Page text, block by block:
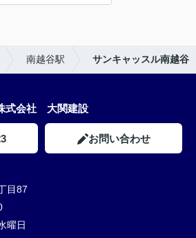
南越谷駅 サンキャッスル南越谷
式会社 大関建設
お問い合わせ
目87
曜日